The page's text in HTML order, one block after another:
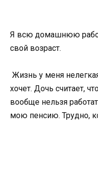
Я всю домашнюю
свой возраст.
Жизнь у меня
хочет. Дочь считает,
вообще нельзя
мою пенсию. Трудно,